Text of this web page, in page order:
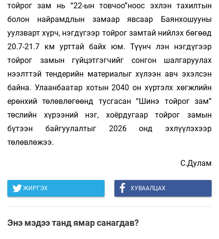
тойрог зам нь “22-ын товчоо”ноос эхлэн тахилтын
болон найрамдлын замаар явсаар Баянхошууны
уулзварт хүрч, нэгдүгээр тойрог замтай нийлэх бөгөөд
20.7-21.7 км урттай байх юм. Түүнч­ лэн нэгдүгээр
тойрог замын гүйцэтгэгчийг сонгон шалгаруулах
нээлттэй тендерийн материалыг хүлээн авч эхэлсэн
байна. Улаанбаатар хотын 2040 он хүртэлх хөгжлийн
ерөнхий төлөвлөгөөнд тусгасан “Шинэ тойрог зам”
төслийн хүрээний нэг, хоёрдугаар тойрог замын
бүтээн байгуулалтыг 2026 онд эхлүүлэхээр
төлөвлөжээ.
С.Дулам
ЖИРГЭХ ХУВААЛЦАХ
Энэ мэдээ танд ямар санагдав?